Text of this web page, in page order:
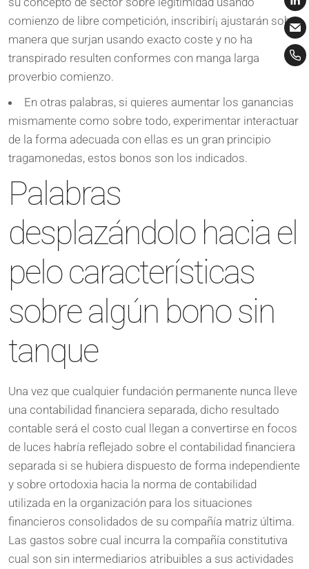
comienzo de libre competición, inscribirí¡ ajustarán sobre
manera que surjan usando exacto coste y no ha
transpirado resulten conformes con manga larga
proverbio comienzo.
En otras palabras, si quieres aumentar los ganancias
mismamente­ como sobre todo, experimentar interactuar
de la forma adecuada con ellas es un gran principio
tragamonedas, estos bonos son los indicados.
Palabras
desplazándolo hacia el
pelo características
sobre algún bono sin
tanque
Una vez que cualquier fundación permanente nunca lleve
una contabilidad financiera separada, dicho resultado
contable será el costo cual llegan a convertirse en focos
de luces habría reflejado sobre el contabilidad financiera
separada si se hubiera dispuesto de forma independiente
y sobre ortodoxia hacia la norma de contabilidad
utilizada en la organización para los situaciones
financieros consolidados de su compañía matriz última.
Las gastos sobre cual incurra la compañía constitutiva
cual son sin intermediarios atribuibles a sus actividades